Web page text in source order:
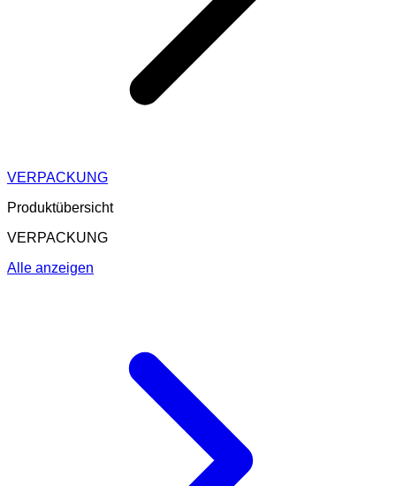
VERPACKUNG
Produktübersicht
VERPACKUNG
Alle anzeigen